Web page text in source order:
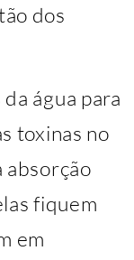
dos
água para
toxinas no
absorção
fiquem
em